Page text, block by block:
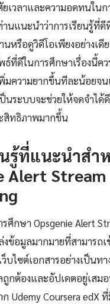
เวลาและความอดทนใน
นแนะนำว่าการเรียนรู้ที่
นหรือดูวิดีโอเพียงอย่างเ
ธ์ที่ดีในการศึกษาเรื่องนี้ค
ความยากขึ้นทีละน้อยจน
ป็นระบบจะช่วยให้จดจำไ
สิทธิภาพมากขึ้น
รู้ที่แนะนำสำ
Alert Stream
ศึกษา Opsgenie Alert
งข้อมูลมากมายที่สามารถ
ว็บไซต์เอกสารอย่างเป็นท
กต้องและอัปเดตอยู่เสม
Udemy Coursera edX